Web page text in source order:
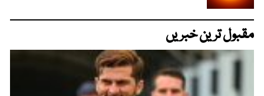
مقبول ترین خبریں